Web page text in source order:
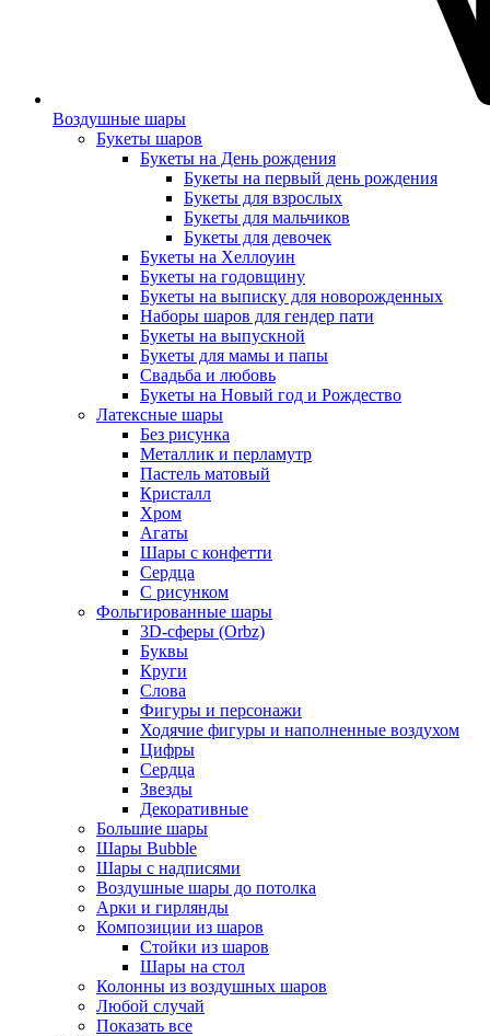
Воздушные шары
Букеты шаров
Букеты на День рождения
Букеты на первый день рождения
Букеты для взрослых
Букеты для мальчиков
Букеты для девочек
Букеты на Хеллоуин
Букеты на годовщину
Букеты на выписку для новорожденных
Наборы шаров для гендер пати
Букеты на выпускной
Букеты для мамы и папы
Свадьба и любовь
Букеты на Новый год и Рождество
Латексные шары
Без рисунка
Металлик и перламутр
Пастель матовый
Кристалл
Хром
Агаты
Шары с конфетти
Сердца
С рисунком
Фольгированные шары
3D-сферы (Orbz)
Буквы
Круги
Слова
Фигуры и персонажи
Ходячие фигуры и наполненные воздухом
Цифры
Сердца
Звезды
Декоративные
Большие шары
Шары Bubble
Шары с надписями
Воздушные шары до потолка
Арки и гирлянды
Композиции из шаров
Стойки из шаров
Шары на стол
Колонны из воздушных шаров
Любой случай
Показать все